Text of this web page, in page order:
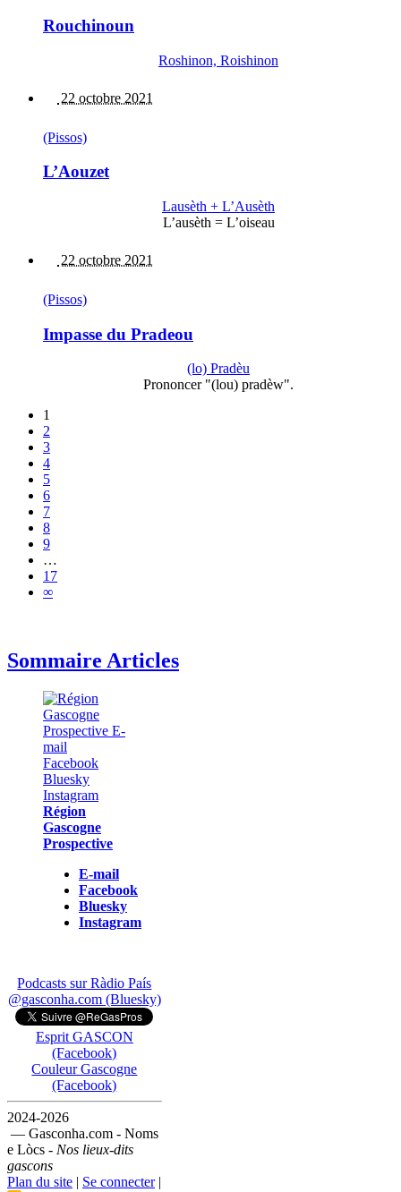
Rouchinoun
Roshinon, Roishinon
22 octobre 2021
(Pissos)
L’Aouzet
Lausèth + L’Ausèth
L’ausèth = L’oiseau
22 octobre 2021
(Pissos)
Impasse du Pradeou
(lo) Pradèu
Prononcer "(lou) pradèw".
1
2
3
4
5
6
7
8
9
…
17
∞
Sommaire Articles
Région
Gascogne
Prospective
E-mail
Facebook
Bluesky
Instagram
Podcasts sur Ràdio País
@gasconha.com (Bluesky)
Esprit GASCON
(Facebook)
Couleur Gascogne
(Facebook)
2024-2026
— Gasconha.com - Noms
e Lòcs - Nos lieux-dits
gascons
Plan du site | Se connecter|